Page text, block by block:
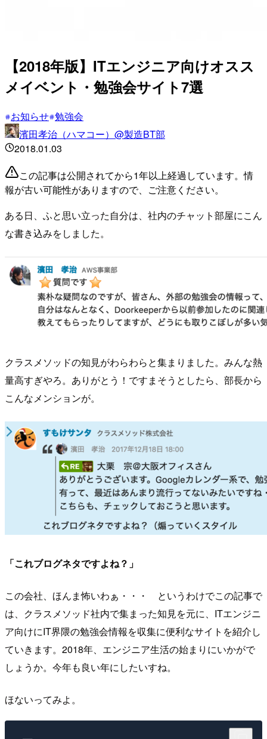
【2018年版】ITエンジニア向けオスス
メイベント・勉強会サイト7選
お知らせ 勉強会
濱田孝治（ハマコー）@製造BT部
2018.01.03
この記事は公開されてから1年以上経過しています。情
報が古い可能性がありますので、ご注意ください。
ある日、ふと思い立った自分は、社内のチャット部屋にこん
な書き込みをしました。
クラスメソッドの知見がわらわらと集まりました。みんな熱
量高すぎやろ。ありがとう！ですまそうとしたら、部長から
こんなメンションが。
「これブログネタですよね？」
この会社、ほんま怖いわぁ・・・ というわけでこの記事で
は、クラスメソッド社内で集まった知見を元に、ITエンジニ
ア向けにIT界隈の勉強会情報を収集に便利なサイトを紹介し
ていきます。2018年、エンジニア生活の始まりにいかがで
しょうか。今年も良い年にしたいすね。
ほないってみよ。